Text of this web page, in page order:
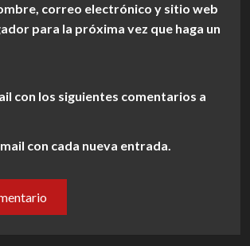
correo electrónico y sitio web
para la próxima vez que haga un
con los siguientes comentarios a
con cada nueva entrada.